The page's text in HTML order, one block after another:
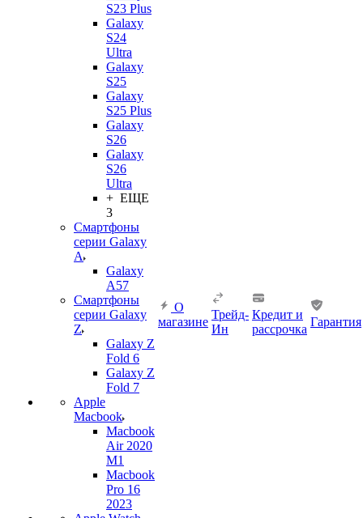
S23 Plus
Galaxy
S24
Ultra
Galaxy
S25
Galaxy
S25 Plus
Galaxy
S26
Galaxy
S26
Ultra
+ ЕЩЕ
3
Смартфоны
серии Galaxy
A
Galaxy
A57
Смартфоны
серии Galaxy
Z
Galaxy Z
Fold 6
Galaxy Z
Fold 7
Apple
Macbook
Macbook
Air 2020
M1
Macbook
Pro 16
2023
О
магазине
Трейд-
Ин
Кредит и
рассрочка
Гарантия